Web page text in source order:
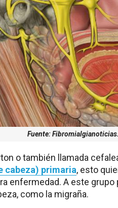
Fuente:
o también llamada
cabeza) primaria, esto
enfermedad. A este grupo
como la migraña.